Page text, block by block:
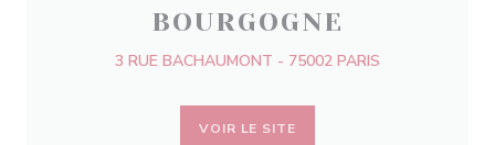
BOURGOGNE
3 RUE BACHAUMONT - 75002 PARIS
VOIR LE SITE